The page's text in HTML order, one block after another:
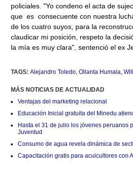
policiales. "Yo condeno el acta de
que es consecuente con nuestra
de los cuatro suyos, para la
claudicar mi posición, respeto la
la mía es muy clara", sentenció el ex
TAGS: Alejandro Toledo, Ollanta Humala,
MÁS NOTICIAS DE ACTUALIDAD
Ventajas del marketing relacional
Educación Inicial gratuita del Minedu
Hasta el 31 de julio los jóvenes peruanos
Juventud
Consumo de agua revela dinámica de
Capacitación gratis para acuicultores con